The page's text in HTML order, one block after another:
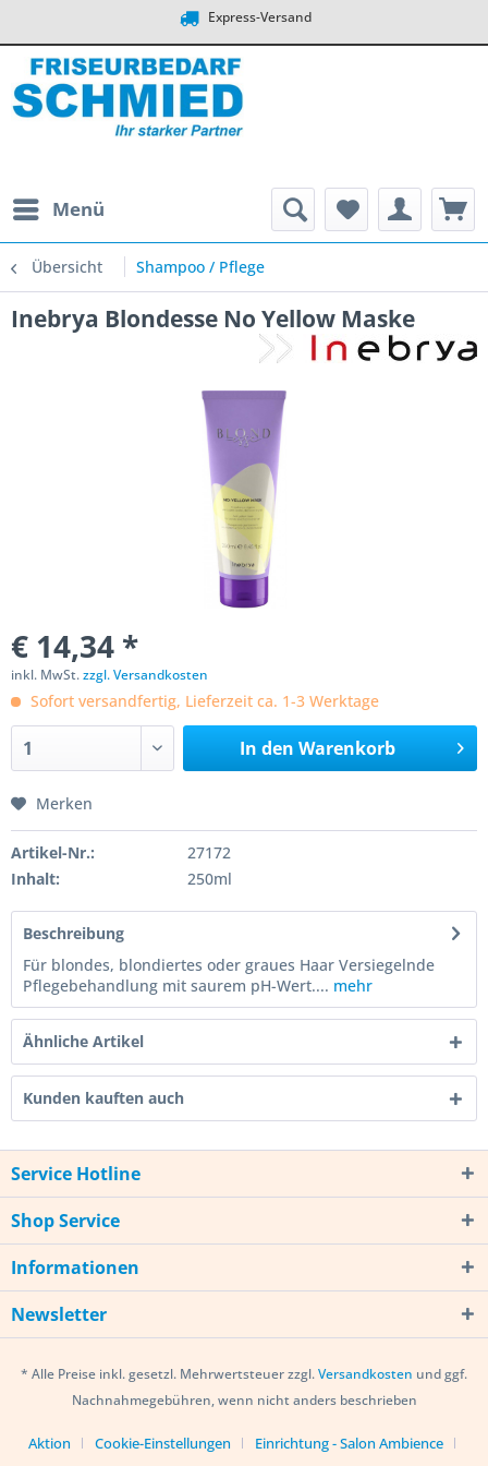
Express-Versand
Menü
Übersicht Shampoo / Pflege
Inebrya Blondesse No Yellow Maske
€ 14,34 *
inkl. MwSt.zzgl. Versandkosten
Sofort versandfertig, Lieferzeit ca. 1-3 Werktage
In den Warenkorb
Merken
Artikel-Nr.:
27172
Inhalt:
250ml
Beschreibung
Für blondes, blondiertes oder graues Haar Versiegelnde
Pflegebehandlung mit saurem pH-Wert.... mehr
Ähnliche Artikel
Kunden kauften auch
Service Hotline
Shop Service
Informationen
Newsletter
* Alle Preise inkl. gesetzl. Mehrwertsteuer zzgl.Versandkosten und ggf.
Nachnahmegebühren, wenn nicht anders beschrieben
Aktion Cookie-Einstellungen Einrichtung - Salon Ambience